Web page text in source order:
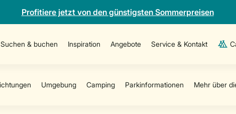
Profitiere jetzt von den günstigsten Sommerpreisen
Suchen & buchen Inspiration Angebote Service & Kontakt